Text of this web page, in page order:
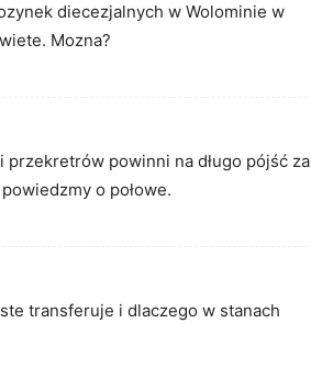
diecezjalnych w Wolominie w
Mozna?
przekretrów powinni na długo pójść za
o połowe.
transferuje i dlaczego w stanach